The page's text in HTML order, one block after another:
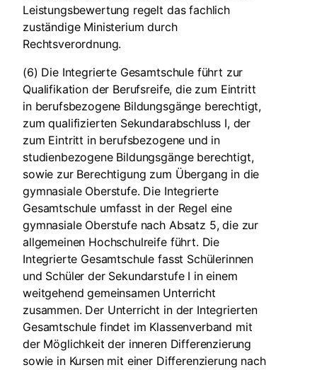
Leistungsbewertung regelt das fachlich
zuständige Ministerium durch
Rechtsverordnung.
(6) Die Integrierte Gesamtschule führt zur
Qualifikation der Berufsreife, die zum Eintritt
in berufsbezogene Bildungsgänge berechtigt,
zum qualifizierten Sekundarabschluss I, der
zum Eintritt in berufsbezogene und in
studienbezogene Bildungsgänge berechtigt,
sowie zur Berechtigung zum Übergang in die
gymnasiale Oberstufe. Die Integrierte
Gesamtschule umfasst in der Regel eine
gymnasiale Oberstufe nach Absatz 5, die zur
allgemeinen Hochschulreife führt. Die
Integrierte Gesamtschule fasst Schülerinnen
und Schüler der Sekundarstufe I in einem
weitgehend gemeinsamen Unterricht
zusammen. Der Unterricht in der Integrierten
Gesamtschule findet im Klassenverband mit
der Möglichkeit der inneren Differenzierung
sowie in Kursen mit einer Differenzierung nach